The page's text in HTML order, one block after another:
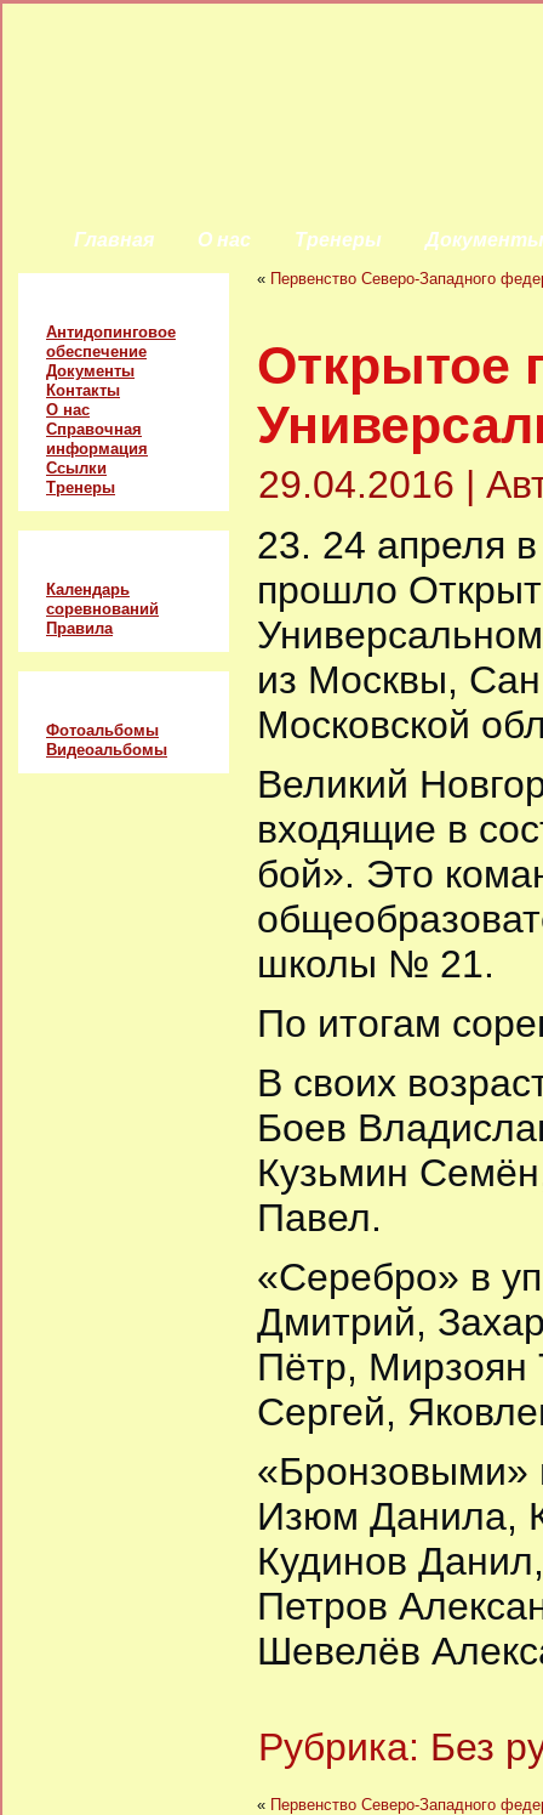
Главная О нас Тренеры Документы
Антидопинговое
обеспечение
Документы
Контакты
О нас
Справочная
информация
Ссылки
Тренеры
Календарь
соревнований
Правила
Фотоальбомы
Видеоальбомы
« Первенство Северо-Западного
Открытое
29.04.2016 |
23. 24 апреля
прошло
из Москвы,
Московской
Великий
входящие в
бой». Это
школы № 21.
По итогам
В своих
Боев
Кузьмин
Павел.
«Серебро» в
Дмитрий,
Пётр, Мирзоян
Сергей,
«Бронзовыми»
Изюм Данила,
Кудинов
Петров
Шевелёв
Рубрика: Без
« Первенство Северо-Западного